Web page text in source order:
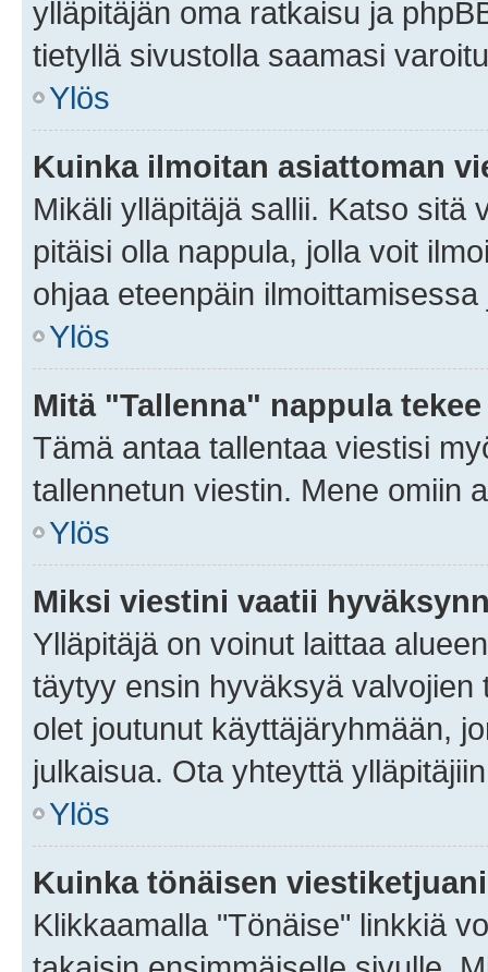
ylläpitäjän oma ratkaisu ja
tietyllä sivustolla saamasi
Ylös
Kuinka ilmoitan asiattoman
Mikäli ylläpitäjä sallii. Katso sitä
pitäisi olla nappula, jolla voit
ohjaa eteenpäin
Ylös
Mitä "Tallenna" nappula
Tämä antaa tallentaa viestisi
tallennetun viestin. Mene omiin
Ylös
Miksi viestini vaatii
Ylläpitäjä on voinut laittaa
täytyy ensin hyväksyä
olet joutunut käyttäjäryhmään,
julkaisua. Ota yhteyttä
Ylös
Kuinka tönäisen
Klikkaamalla "Tönäise" linkkiä